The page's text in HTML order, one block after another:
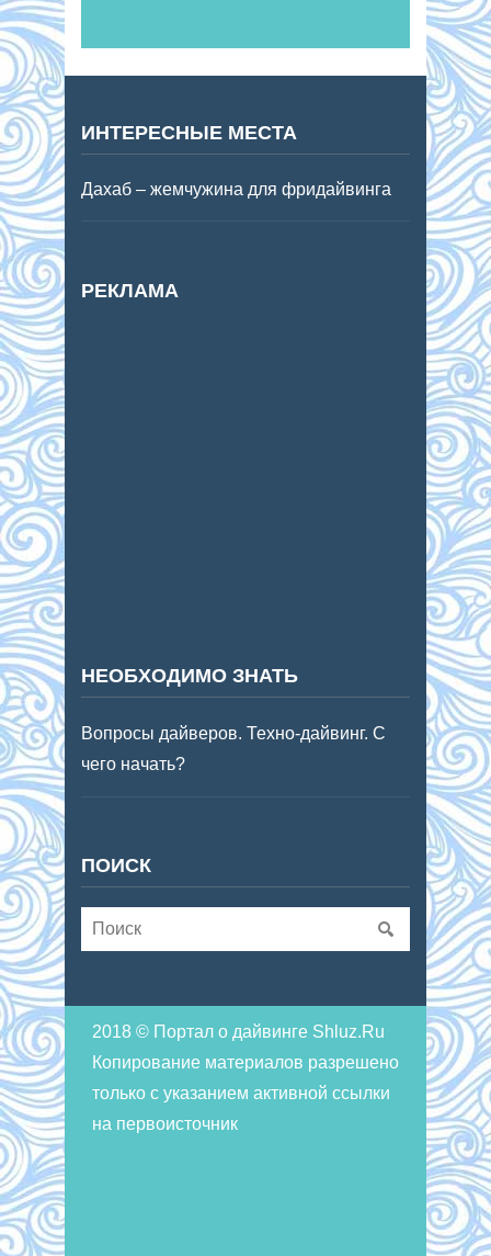
ИНТЕРЕСНЫЕ МЕСТА
Дахаб – жемчужина для фридайвинга
РЕКЛАМА
НЕОБХОДИМО ЗНАТЬ
Вопросы дайверов. Техно-дайвинг. С
чего начать?
ПОИСК
2018 © Портал о дайвинге Shluz.Ru
Копирование материалов разрешено
только с указанием активной ссылки
на первоисточник